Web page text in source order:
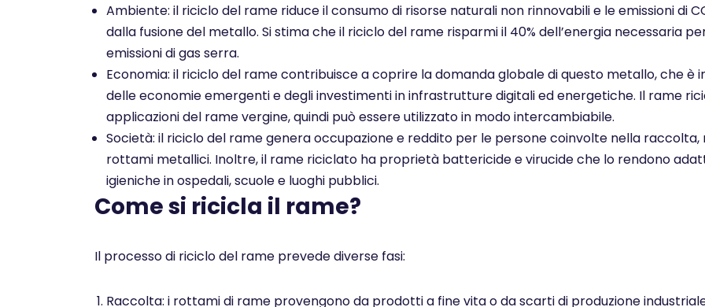
Ambiente: il riciclo del rame riduce il consumo di risorse naturali non rinnovabili e le emissioni di
dalla fusione del metallo. Si stima che il riciclo del rame risparmi il 40% dell’energia necessaria
emissioni di gas serra.
Economia: il riciclo del rame contribuisce a coprire la domanda globale di questo metallo, che
delle economie emergenti e degli investimenti in infrastrutture digitali ed energetiche. Il rame
applicazioni del rame vergine, quindi può essere utilizzato in modo intercambiabile.
Società: il riciclo del rame genera occupazione e reddito per le persone coinvolte nella
rottami metallici. Inoltre, il rame riciclato ha proprietà battericide e virucide che lo rendono
igieniche in ospedali, scuole e luoghi pubblici.
Come si ricicla il rame?
Il processo di riciclo del rame prevede diverse fasi:
Raccolta: i rottami di rame provengono da prodotti a fine vita o da scarti di produzione